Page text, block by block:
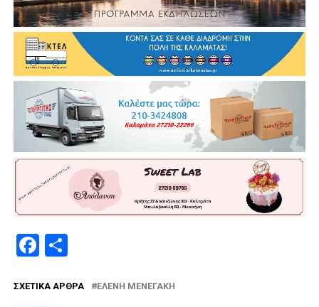
Facebook
Μοιραστείτε
ΣΧΕΤΙΚΆ ΆΡΘΡΑ ΕΛΈΝΗ ΜΕΝΕΓΆΚΗ